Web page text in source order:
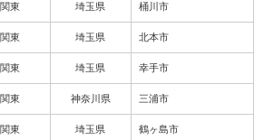
関東 埼玉県 桶川市
関東 埼玉県 北本市
関東 埼玉県 幸手市
関東 神奈川県 三浦市
関東 埼玉県 鶴ヶ島市